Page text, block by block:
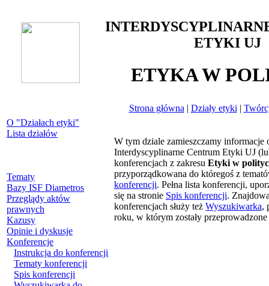
ETYKI UJ
ETYKA W
Strona główna | Działy etyki |
O "Działach etyki"
Lista działów
Tematy
Bazy ISF Diametros
Przeglądy aktów
prawnych
Kazusy
Opinie i dyskusje
Konferencje
Instrukcja do konferencji
Tematy konferencji
Spis konferencji
W tym dziale zamieszczamy informacje
Interdyscyplinarne Centrum Etyki UJ
konferencjach z zakresu Etyki w
przyporządkowana do któregoś z
konferencji. Pełna lista konferencji,
się na stronie Spis konferencji.
konferencjach służy też Wyszukiwarka,
roku, w którym zostały